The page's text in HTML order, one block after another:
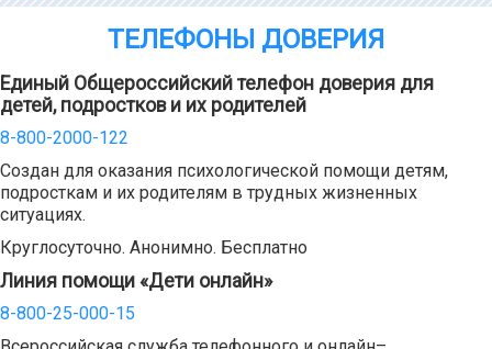
ТЕЛЕФОНЫ ДОВЕРИЯ
Единый Общероссийский телефон доверия для
детей, подростков и их родителей
8-800-2000-122
Создан для оказания психологической помощи детям,
подросткам и их родителям в трудных жизненных
ситуациях.
Круглосуточно. Анонимно. Бесплатно
Линия помощи «Дети онлайн»
8-800-25-000-15